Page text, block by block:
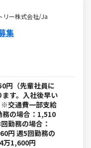
リー株式会社/Ja
集
円（先輩社員に
す。入社後早い
※交通費一部支給
務の場合：1,510
勤務の場合：
円 週5回勤務の
1,600円